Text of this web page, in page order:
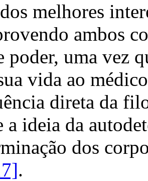
melhores
ambos
poder, uma vez
vida ao
direta da
a ideia da
dos
.